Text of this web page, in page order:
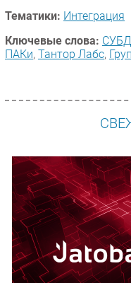
Тематики: Интеграция
Ключевые слова: СУБД
ПАКи, Тантор Лабс,